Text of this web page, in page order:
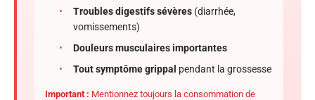
•
Troubles digestifs sévères (diarrhée,
vomissements)
•
Douleurs musculaires importantes
•
Tout symptôme grippal pendant la grossesse
Important : Mentionnez toujours la consommation de